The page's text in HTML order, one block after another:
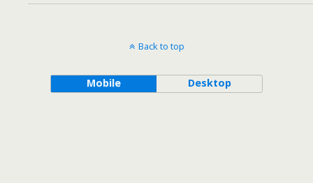
Back to top
Mobile Desktop